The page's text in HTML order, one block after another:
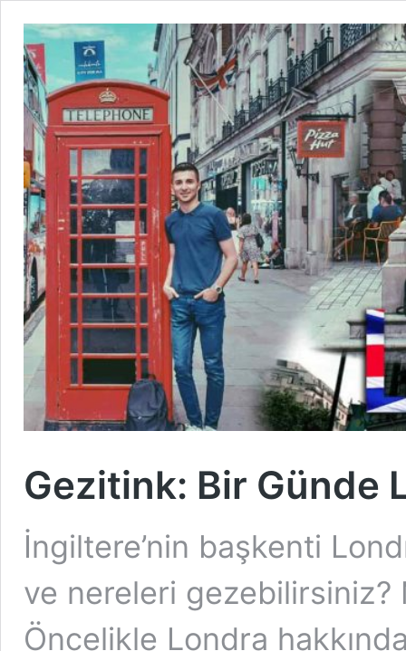
Gezitink: Bir Günde
İngiltere’nin başkenti
ve nereleri
Öncelikle Londra